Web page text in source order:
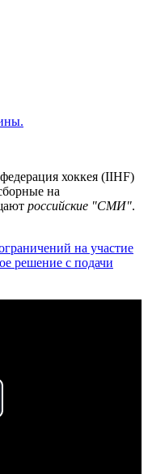
хоккея (IIHF)
на
российские "СМИ".
на участие
решение с подачи